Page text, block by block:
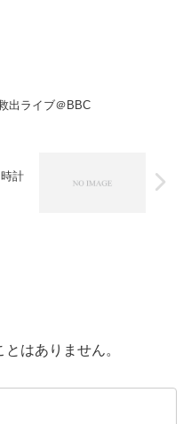
出ライブ＠BBC
計
はありません。